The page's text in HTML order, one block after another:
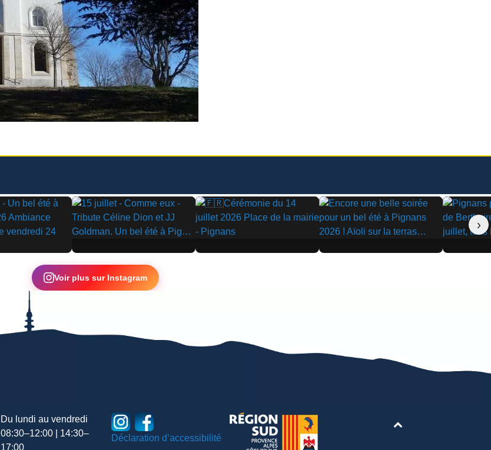
▶ ▶ ▶ ▶
›
Voir plus sur Instagram
Du lundi au vendredi
08:30–12:00 | 14:30–
17:00
Déclaration d’accessibilité